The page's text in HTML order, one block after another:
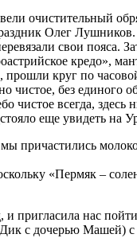
очистительный
Олег
свои пояса.
кредо»,
прошли круг по
без единого
всегда, здесь
еще увидеть на
причастились
«Пермяк –
пригласила нас
с дочерью Машей) с